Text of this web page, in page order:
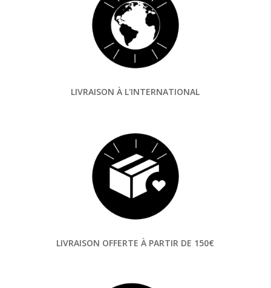
LIVRAISON À L'INTERNATIONAL
LIVRAISON OFFERTE À PARTIR DE 150€